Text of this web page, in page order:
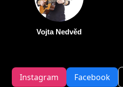
Vojta Nedvěd
Instagram Facebook